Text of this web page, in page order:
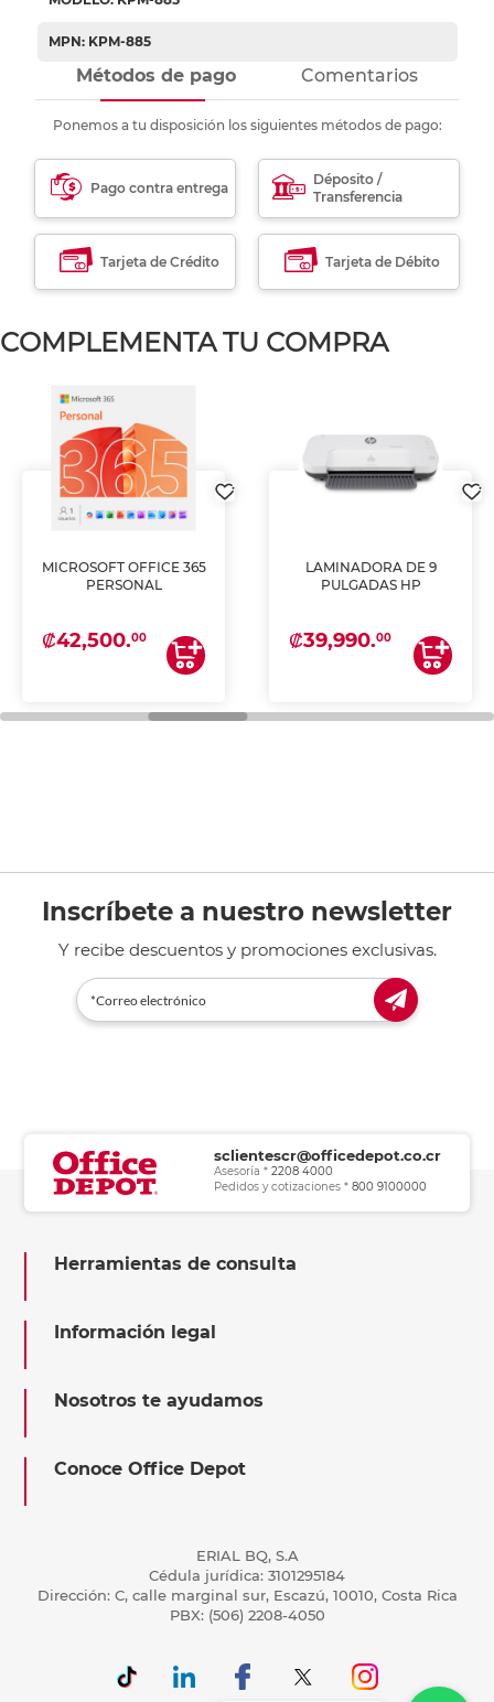
MPN: KPM-885
Métodos de pago Comentarios
Ponemos a tu disposición los siguientes métodos de pago:
Pago contra entrega
Déposito /
Transferencia
Tarjeta de Crédito Tarjeta de Débito
COMPLEMENTA TU COMPRA
MICROSOFT OFFICE 365
PERSONAL
₡42,500.00
LAMINADORA DE 9
PULGADAS HP
₡39,990.00
Inscríbete a nuestro newsletter
Y recibe descuentos y promociones exclusivas.
sclientescr@officedepot.co.cr
Asesoría *2208 4000
Pedidos y cotizaciones *800 9100000
Herramientas de consulta
Información legal
Nosotros te ayudamos
Conoce Office Depot
ERIAL BQ, S.A
Cédula jurídica: 3101295184
Dirección: C, calle marginal sur, Escazú, 10010, Costa Rica
PBX: (506) 2208-4050